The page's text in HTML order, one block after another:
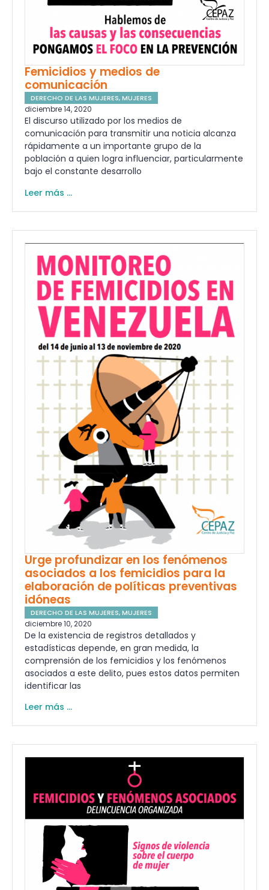
Femicidios y medios de
comunicación
DERECHO DE LAS MUJERES,MUJERES
diciembre 14, 2020
El discurso utilizado por los medios de
comunicación para transmitir una noticia alcanza
rápidamente a un importante grupo de la
población a quien logra influenciar, particularmente
bajo el constante desarrollo
Leer más ...
Urge profundizar en los fenómenos
asociados a los femicidios para la
elaboración de políticas preventivas
idóneas
DERECHO DE LAS MUJERES,MUJERES
diciembre 10, 2020
De la existencia de registros detallados y
estadísticas depende, en gran medida, la
comprensión de los femicidios y los fenómenos
asociados a este delito, pues estos datos permiten
identificar las
Leer más ...